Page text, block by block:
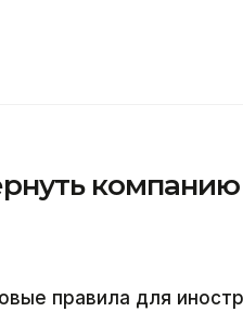
правила для